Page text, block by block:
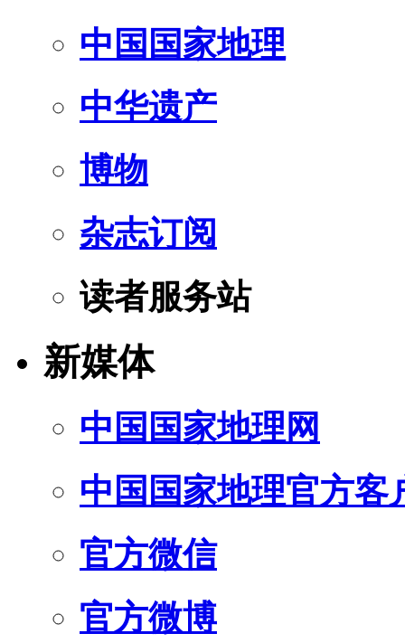
中国国家地理
中华遗产
博物
杂志订阅
读者服务站
新媒体
中国国家地理网
中国国家地理官方客
官方微信
官方微博